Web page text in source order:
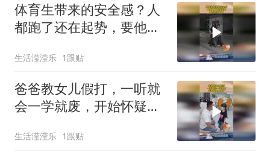
体育生带来的安全感？人
都跑了还在起势，要他有
生活滢滢乐 1跟贴
爸爸教女儿假打，一听就
会一学就废，开始怀疑人
生活滢滢乐 1跟贴